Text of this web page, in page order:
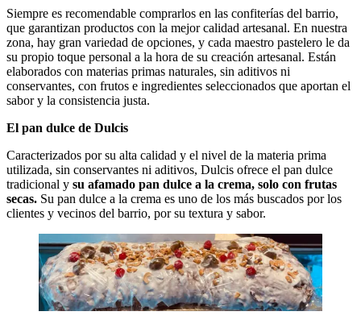
Siempre es recomendable comprarlos en las confiterías del barrio,
que garantizan productos con la mejor calidad artesanal. En nuestra
zona, hay gran variedad de opciones, y cada maestro pastelero le da
su propio toque personal a la hora de su creación artesanal. Están
elaborados con materias primas naturales, sin aditivos ni
conservantes, con frutos e ingredientes seleccionados que aportan el
sabor y la consistencia justa.
El pan dulce de Dulcis
Caracterizados por su alta calidad y el nivel de la materia prima
utilizada, sin conservantes ni aditivos, Dulcis ofrece el pan dulce
tradicional y su afamado pan dulce a la crema, solo con frutas
secas. Su pan dulce a la crema es uno de los más buscados por los
clientes y vecinos del barrio, por su textura y sabor.